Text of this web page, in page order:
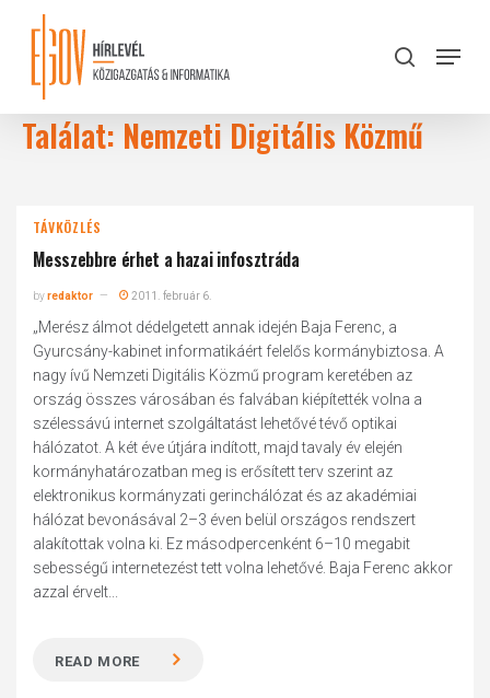
content
search
Menu
Találat: Nemzeti Digitális Közmű
TÁVKÖZLÉS
Messzebbre érhet a hazai infosztráda
byredaktor 2011. február 6.
„Merész álmot dédelgetett annak idején Baja Ferenc, a
Gyurcsány-kabinet informatikáért felelős kormánybiztosa. A
nagy ívű Nemzeti Digitális Közmű program keretében az
ország összes városában és falvában kiépítették volna a
szélessávú internet szolgáltatást lehetővé tévő optikai
hálózatot. A két éve útjára indított, majd tavaly év elején
kormányhatározatban meg is erősített terv szerint az
elektronikus kormányzati gerinchálózat és az akadémiai
hálózat bevonásával 2–3 éven belül országos rendszert
alakítottak volna ki. Ez másodpercenként 6–10 megabit
sebességű internetezést tett volna lehetővé. Baja Ferenc akkor
azzal érvelt...
READ MORE
Close